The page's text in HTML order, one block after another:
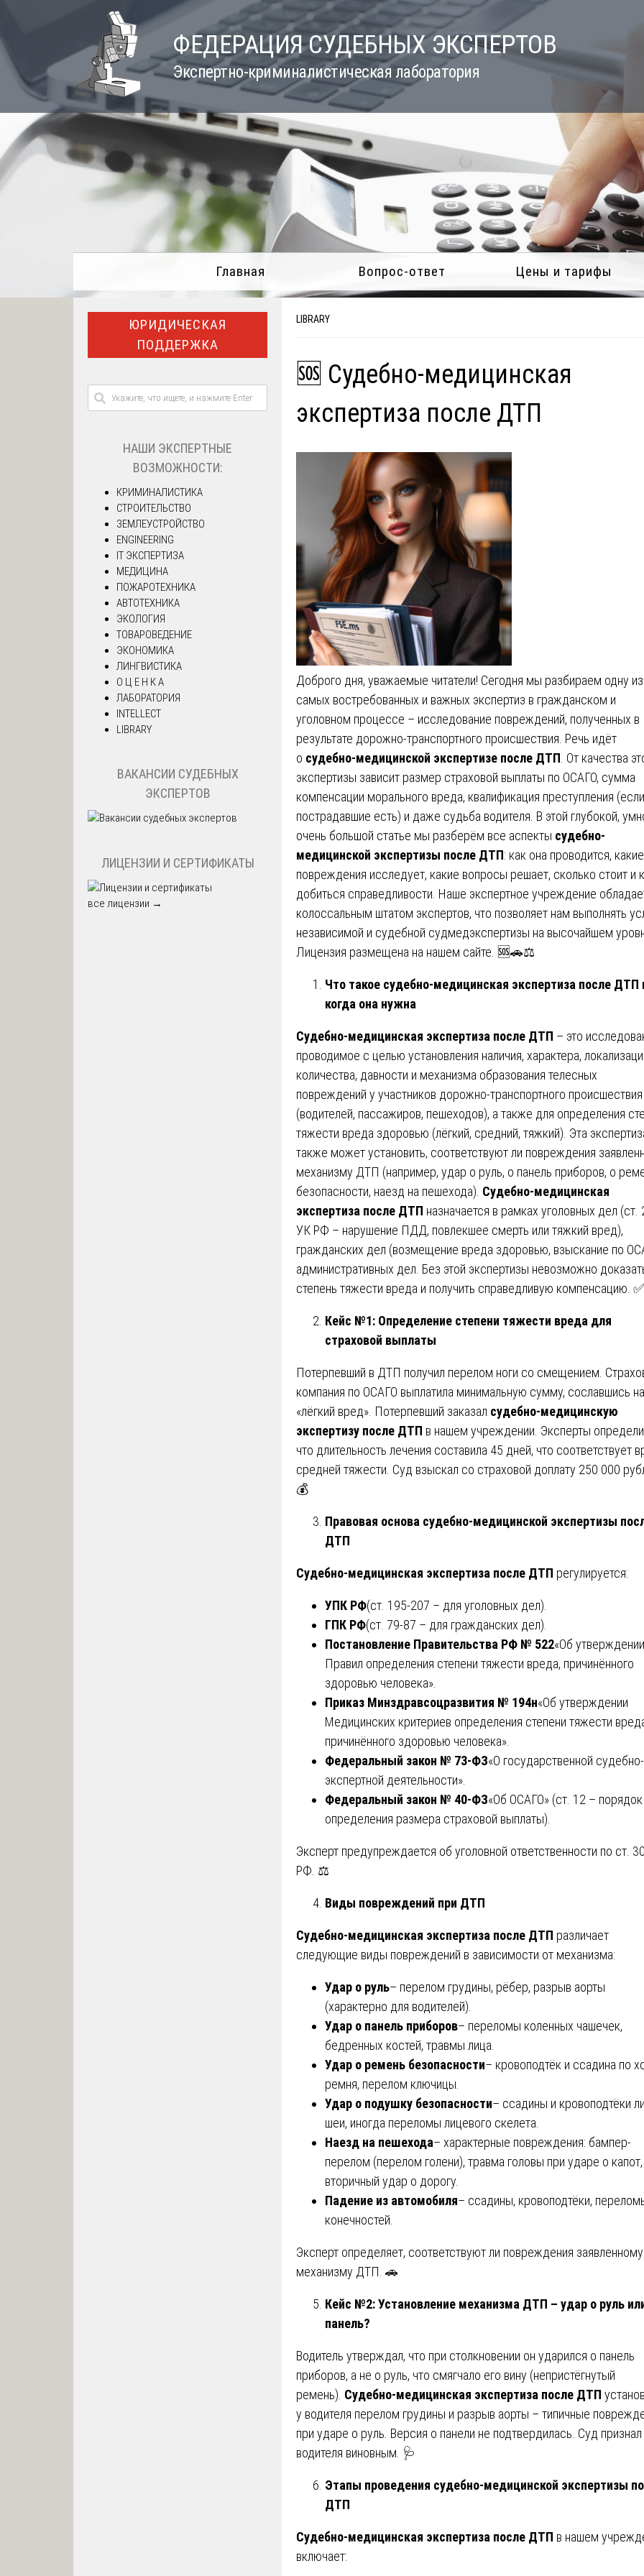
content
ФЕДЕРАЦИЯ СУДЕБНЫХ ЭКСПЕРТОВ
Экспертно-криминалистическая лаборатория
Главная Вопрос-ответ Цены и тарифы
LIBRARY
🆘 Судебно-медицинская
экспертиза после ДТП
Доброго дня, уважаемые читатели! Сегодня мы разбираем одну из
самых востребованных и важных экспертиз в гражданском и
уголовном процессе – исследование повреждений, полученных в
результате дорожно-транспортного происшествия. Речь идёт
о судебно-медицинской экспертизе после ДТП . От качества
экспертизы зависит размер страховой выплаты по ОСАГО, сумма
компенсации морального вреда, квалификация преступления (если
пострадавшие есть) и даже судьба водителя. В этой глубокой,
очень большой статье мы разберём все аспекты судебно-
медицинской экспертизы после ДТП: как она проводится, какие
повреждения исследует, какие вопросы решает, сколько стоит и
добиться справедливости. Наше экспертное учреждение
колоссальным штатом экспертов, что позволяет нам выполнять
независимой и судебной судмедэкспертизы на высочайшем
Лицензия размещена на нашем сайте. 🆘🚗⚖️
Что такое судебно-медицинская экспертиза после ДТП
когда она нужна
Судебно-медицинская экспертиза после ДТП – это
проводимое с целью установления наличия, характера,
количества, давности и механизма образования телесных
повреждений у участников дорожно-транспортного происшествия
(водителей, пассажиров, пешеходов), а также для определения
тяжести вреда здоровью (лёгкий, средний, тяжкий). Эта
также может установить, соответствуют ли повреждения
механизму ДТП (например, удар о руль, о панель приборов, о
безопасности, наезд на пешехода). Судебно-медицинская
экспертиза после ДТП назначается в рамках уголовных дел (ст.
УК РФ – нарушение ПДД, повлекшее смерть или тяжкий вред),
гражданских дел (возмещение вреда здоровью, взыскание по
административных дел. Без этой экспертизы невозможно
степень тяжести вреда и получить справедливую компенсацию. ✅
Кейс №1: Определение степени тяжести вреда для
страховой выплаты
Потерпевший в ДТП получил перелом ноги со смещением.
компания по ОСАГО выплатила минимальную сумму, сославшись на
«лёгкий вред». Потерпевший заказал судебно-медицинскую
экспертизу после ДТП в нашем учреждении. Эксперты
что длительность лечения составила 45 дней, что соответствует
средней тяжести. Суд взыскал со страховой доплату 250 000
💰
Правовая основа судебно-медицинской экспертизы
ДТП
Судебно-медицинская экспертиза после ДТП регулируется:
УПК РФ(ст. 195-207 – для уголовных дел).
ГПК РФ(ст. 79-87 – для гражданских дел).
Постановление Правительства РФ № 522«Об утверждении
Правил определения степени тяжести вреда, причинённого
здоровью человека».
Приказ Минздравсоцразвития № 194н«Об утверждении
Медицинских критериев определения степени тяжести
причинённого здоровью человека».
Федеральный закон № 73-ФЗ«О государственной судебно-
экспертной деятельности».
Федеральный закон № 40-ФЗ«Об ОСАГО» (ст. 12 – порядок
определения размера страховой выплаты).
Эксперт предупреждается об уголовной ответственности по ст.
РФ. ⚖️
Виды повреждений при ДТП
Судебно-медицинская экспертиза после ДТП различает
следующие виды повреждений в зависимости от механизма:
Удар о руль– перелом грудины, рёбер, разрыв аорты
(характерно для водителей).
Удар о панель приборов– переломы коленных чашечек,
бедренных костей, травмы лица.
Удар о ремень безопасности– кровоподтёк и ссадина по
ремня, перелом ключицы.
Удар о подушку безопасности– ссадины и кровоподтёки
шеи, иногда переломы лицевого скелета.
Наезд на пешехода– характерные повреждения: бампер-
перелом (перелом голени), травма головы при ударе о капот,
вторичный удар о дорогу.
Падение из автомобиля– ссадины, кровоподтёки,
конечностей.
Эксперт определяет, соответствуют ли повреждения заявленному
механизму ДТП. 🚗
Кейс №2: Установление механизма ДТП – удар о руль
панель?
Водитель утверждал, что при столкновении он ударился о панель
приборов, а не о руль, что смягчало его вину (непристёгнутый
ремень). Судебно-медицинская экспертиза после ДТП
у водителя перелом грудины и разрыв аорты – типичные
при ударе о руль. Версия о панели не подтвердилась. Суд признал
водителя виновным. 🩺
Этапы проведения судебно-медицинской экспертизы
ДТП
Судебно-медицинская экспертиза после ДТП в нашем
включает:
ЮРИДИЧЕСКАЯ
ПОДДЕРЖКА
НАШИ ЭКСПЕРТНЫЕ
ВОЗМОЖНОСТИ:
КРИМИНАЛИСТИКА
СТРОИТЕЛЬСТВО
ЗЕМЛЕУСТРОЙСТВО
ENGINEERING
IT ЭКСПЕРТИЗА
МЕДИЦИНА
ПОЖАРОТЕХНИКА
АВТОТЕХНИКА
ЭКОЛОГИЯ
ТОВАРОВЕДЕНИЕ
ЭКОНОМИКА
ЛИНГВИСТИКА
О Ц Е Н К А
ЛАБОРАТОРИЯ
INTELLECT
LIBRARY
ВАКАНСИИ СУДЕБНЫХ
ЭКСПЕРТОВ
ЛИЦЕНЗИИ И СЕРТИФИКАТЫ
все лицензии →